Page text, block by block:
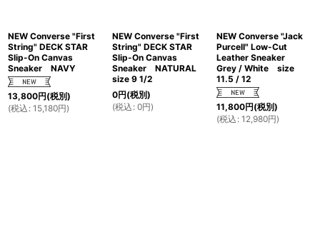
NEW Converse "First
String" DECK STAR
Slip-On Canvas
Sneaker NAVY
13,800円(税別)
(税込 : 15,180円)
NEW Converse "First
String" DECK STAR
Slip-On Canvas
Sneaker NATURAL
size 9 1/2
0円(税別)
(税込 : 0円)
NEW Converse "Jack
Purcell" Low-Cut
Leather Sneaker
Grey / White size
11.5 / 12
11,800円(税別)
(税込 : 12,980円)